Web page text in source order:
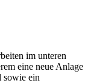
im unteren
eine neue Anlage
sowie ein